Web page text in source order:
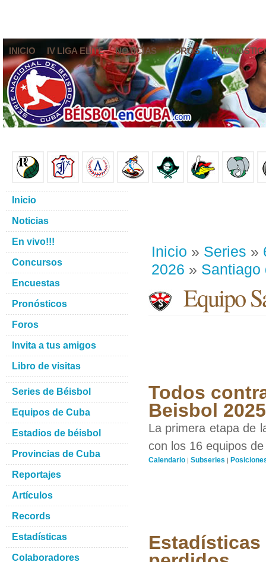
INICIO IV LIGA ELITE NOTICIAS FOROS
Inicio » Series »
2026 » Santiago
Equipo
Todos
Beisbol
La primera etapa de
con los 16 equipos
Calendario | Subseries |
Inicio
Noticias
En vivo!!!
Concursos
Encuestas
Pronósticos
Foros
Invita a tus amigos
Libro de visitas
Series de Béisbol
Equipos de Cuba
Estadios de béisbol
Provincias de Cuba
Reportajes
Artículos
Records
Estadísticas
Colaboradores